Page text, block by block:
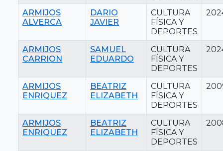
ARMIJOS
ALVERCA
DARIO
JAVIER
CULTURA
FÍSICA Y
DEPORTES
ARMIJOS
CARRION
SAMUEL
EDUARDO
CULTURA
FÍSICA Y
DEPORTES
ARMIJOS
ENRIQUEZ
BEATRIZ
ELIZABETH
CULTURA
FÍSICA Y
DEPORTES
ARMIJOS
ENRIQUEZ
BEATRIZ
ELIZABETH
CULTURA
FÍSICA Y
DEPORTES